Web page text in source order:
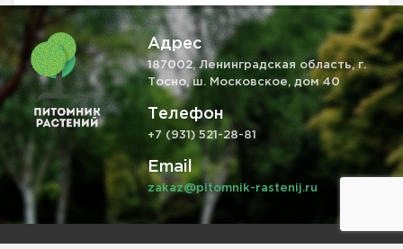
Адрес
187002, Ленинградская область, г.
Тосно, ш. Московское, дом 40
Телефон
+7 (931) 521-28-81
Email
zakaz@pitomnik-rastenij.ru